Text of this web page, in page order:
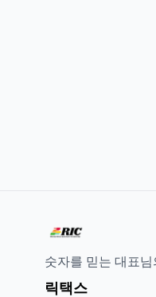
숫자를 믿는 대표님
릭택스